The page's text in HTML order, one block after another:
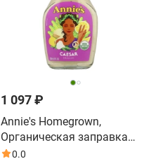
1 097 ₽
Annie's Homegrown,
Органическая заправка
«Цезарь», 236 мл (8 жидк.
0.0